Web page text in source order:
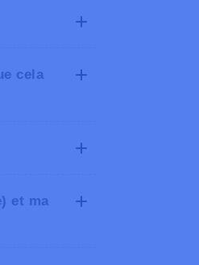
cela
et ma